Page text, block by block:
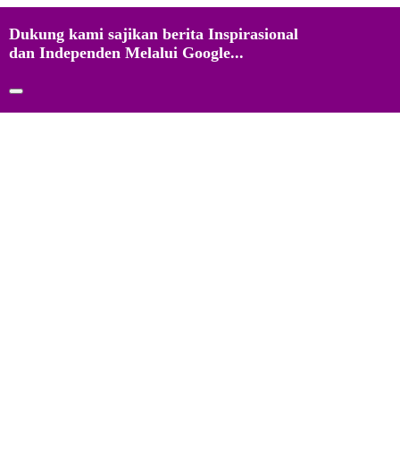
Dukung kami sajikan berita Inspirasional
dan Independen Melalui Google...